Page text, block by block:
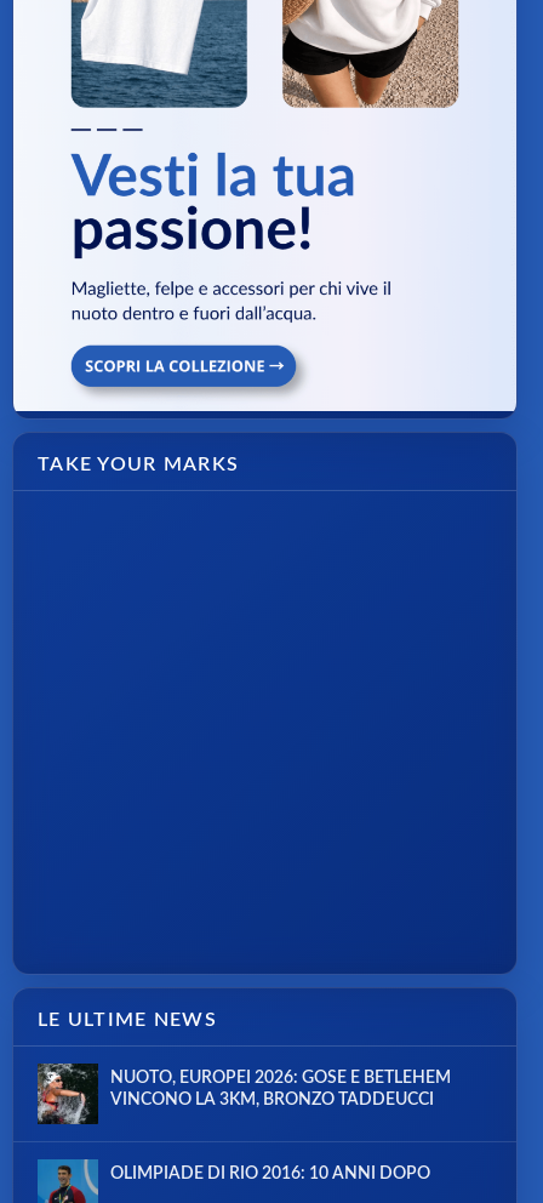
TAKE YOUR MARKS
LE ULTIME NEWS
NUOTO, EUROPEI 2026: GOSE E BETLEHEM
VINCONO LA 3KM, BRONZO TADDEUCCI
OLIMPIADE DI RIO 2016: 10 ANNI DOPO